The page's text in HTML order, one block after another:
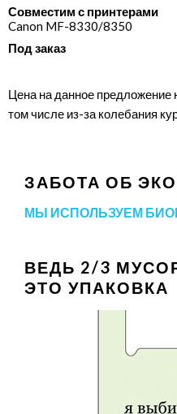
Совместим с принтерами
Canon MF-8330/​8350
Под заказ
Цена на данное предложение
том числе из-за колебания
ЗАБОТА ОБ
МЫ ИСПОЛЬЗУЕМ
ВЕДЬ 2/3
ЭТО УПАКОВКА